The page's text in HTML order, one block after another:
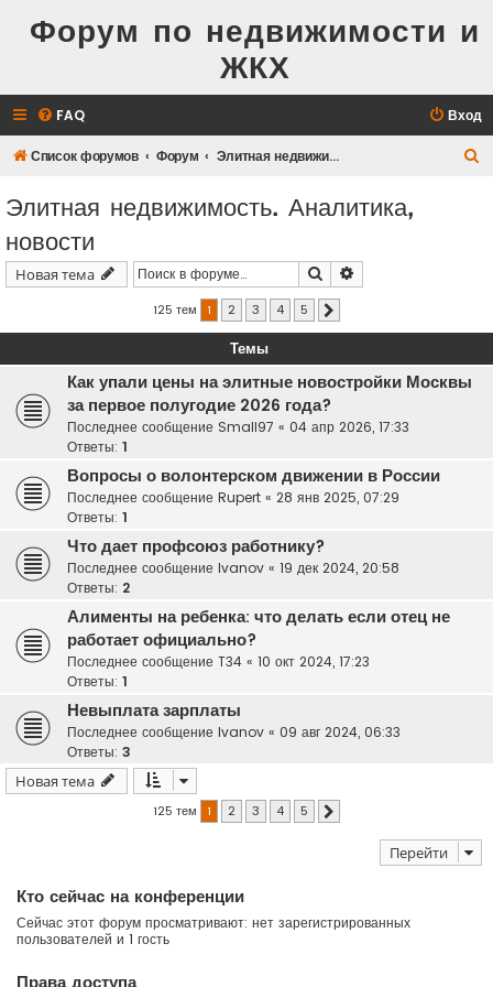
Форум по недвижимости и
ЖКХ
FAQ Вход
Список форумов Форум Элитная недвижимость. Аналитика, новости
Элитная недвижимость. Аналитика,
новости
Новая тема Поиск
125 тем 1 2 3 4 5
Темы
Как упали цены на элитные новостройки Москвы
за первое полугодие 2026 года?
Последнее сообщение Small97 « 04 апр 2026, 17:33
Ответы: 1
Вопросы о волонтерском движении в России
Последнее сообщение Rupert « 28 янв 2025, 07:29
Ответы: 1
Что дает профсоюз работнику?
Последнее сообщение Ivanov « 19 дек 2024, 20:58
Ответы: 2
Алименты на ребенка: что делать если отец не
работает официально?
Последнее сообщение T34 « 10 окт 2024, 17:23
Ответы: 1
Невыплата зарплаты
Последнее сообщение Ivanov « 09 авг 2024, 06:33
Ответы: 3
Новая тема
125 тем 1 2 3 4 5
Перейти
Кто сейчас на конференции
Сейчас этот форум просматривают: нет зарегистрированных
пользователей и 1 гость